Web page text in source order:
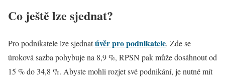
Co ještě lze sjednat?
Pro podnikatele lze sjednatúvěr pro podnikatele. Zde se
úroková sazba pohybuje na 8,9 %, RPSN pak může dosáhnout od
15 % do 34,8 %. Abyste mohli rozjet své podnikání, je nutné mít